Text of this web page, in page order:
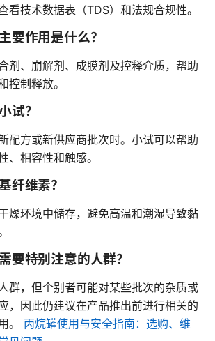
看技术数据表（TDS）和法规合规性。
要作用是什么？
剂、崩解剂、成膜剂及控释介质，帮助
控制释放。
试？
配方或新供应商批次时。小试可以帮助
、相容性和触感。
纤维素？
燥环境中储存，避免高温和潮湿导致黏
要特别注意的人群？
群，但个别者可能对某些批次的杂质或
，因此仍建议在产品推出前进行相关的
。 丙烷罐使用与安全指南：选购、维